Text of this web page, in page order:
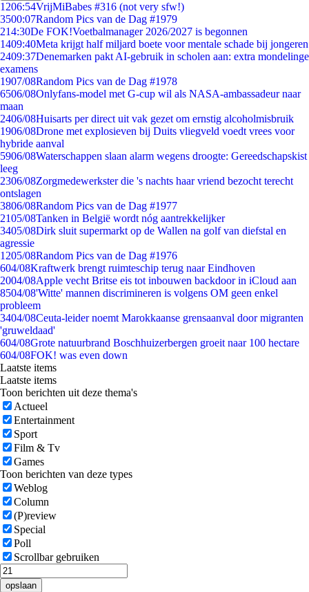
1206:54VrijMiBabes #316 (not very sfw!)
3500:07Random Pics van de Dag #1979
214:30De FOK!Voetbalmanager 2026/2027 is begonnen
1409:40Meta krijgt half miljard boete voor mentale schade bij jongeren
2409:37Denemarken pakt AI-gebruik in scholen aan: extra mondelinge
examens
1907/08Random Pics van de Dag #1978
6506/08Onlyfans-model met G-cup wil als NASA-ambassadeur naar
maan
2406/08Huisarts per direct uit vak gezet om ernstig alcoholmisbruik
1906/08Drone met explosieven bij Duits vliegveld voedt vrees voor
hybride aanval
5906/08Waterschappen slaan alarm wegens droogte: Gereedschapskist
leeg
2306/08Zorgmedewerkster die 's nachts haar vriend bezocht terecht
ontslagen
3806/08Random Pics van de Dag #1977
2105/08Tanken in België wordt nóg aantrekkelijker
3405/08Dirk sluit supermarkt op de Wallen na golf van diefstal en
agressie
1205/08Random Pics van de Dag #1976
604/08Kraftwerk brengt ruimteschip terug naar Eindhoven
2004/08Apple vecht Britse eis tot inbouwen backdoor in iCloud aan
8504/08'Witte' mannen discrimineren is volgens OM geen enkel
probleem
3404/08Ceuta-leider noemt Marokkaanse grensaanval door migranten
'gruweldaad'
604/08Grote natuurbrand Boschhuizerbergen groeit naar 100 hectare
604/08FOK! was even down
Laatste items
Laatste items
Toon berichten uit deze thema's
Actueel
Entertainment
Sport
Film & Tv
Games
Toon berichten van deze types
Weblog
Column
(P)review
Special
Poll
Scrollbar gebruiken
opslaan